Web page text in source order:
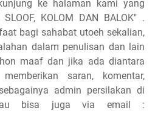
ke halaman kami yang
SLOOF, KOLOM DAN BALOK" .
bagi sahabat utoeh sekalian,
dalam penulisan dan lain
maaf dan jika ada diantara
saran, komentar,
admin persilakan di
bisa juga via email :